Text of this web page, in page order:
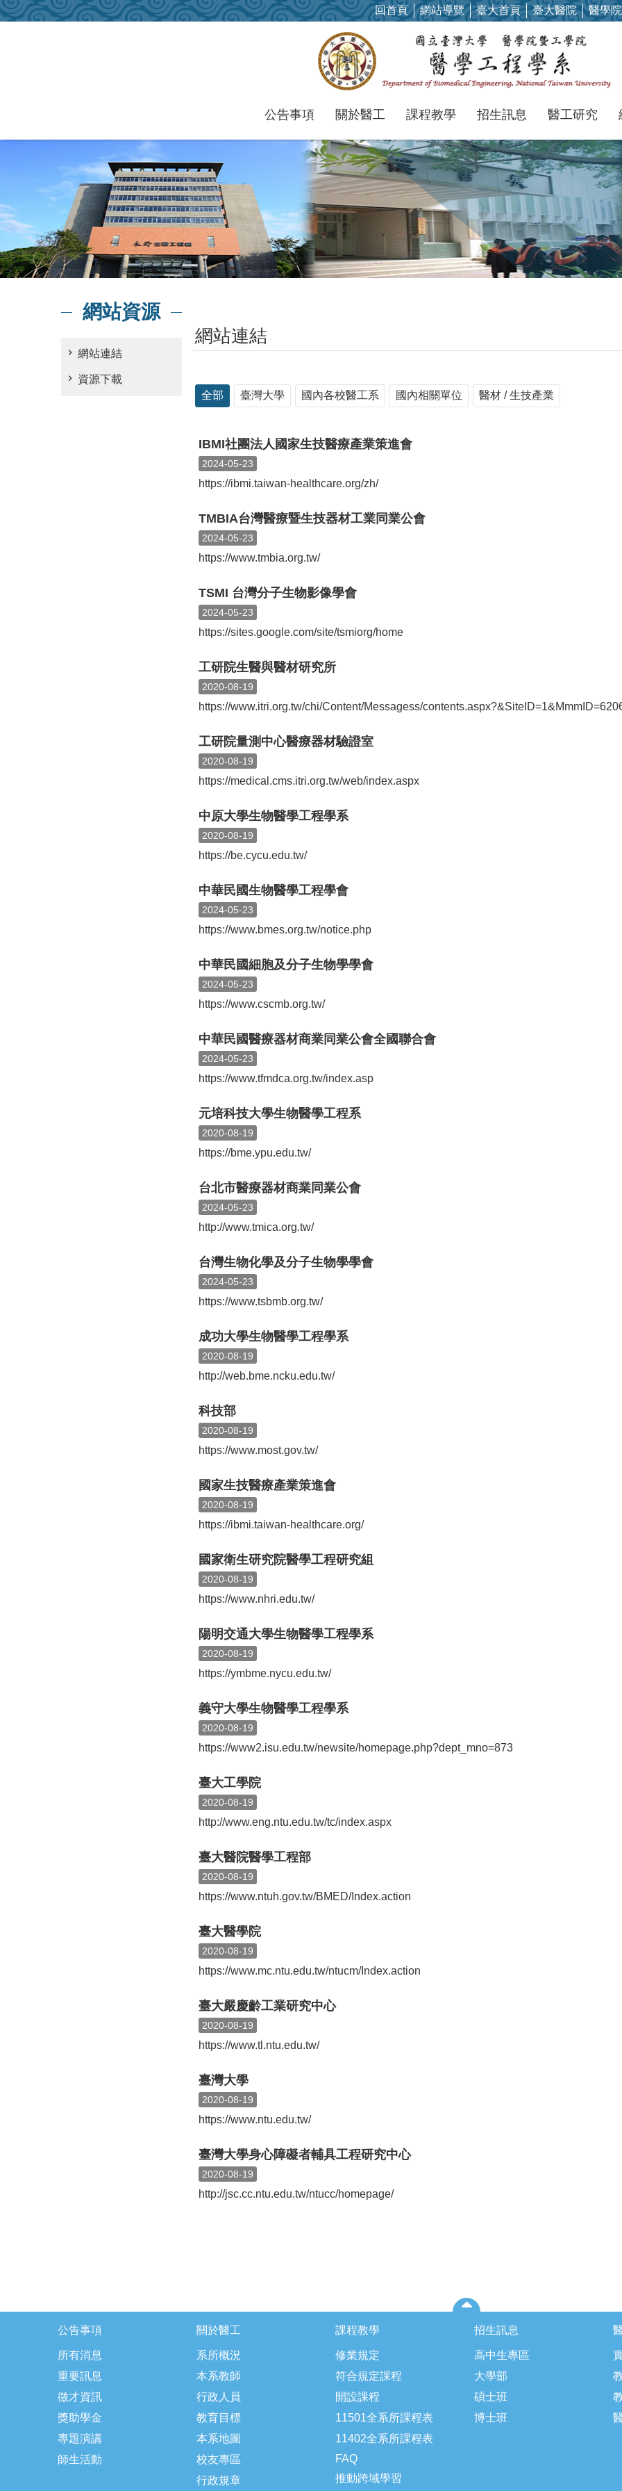
跳到主要內容區塊 回首頁 網站導覽 臺大首頁 臺大醫院 醫學院
公告事項 關於醫工 課程教學 招生訊息 醫工研究
網站資源
網站連結
資源下載
網站連結
全部 臺灣大學 國內各校醫工系 國內相關單位 醫材 / 生技產業
IBMI社團法人國家生技醫療產業策進會
2024-05-23
https://ibmi.taiwan-healthcare.org/zh/
TMBIA台灣醫療暨生技器材工業同業公會
2024-05-23
https://www.tmbia.org.tw/
TSMI 台灣分子生物影像學會
2024-05-23
https://sites.google.com/site/tsmiorg/home
工研院生醫與醫材研究所
2020-08-19
https://www.itri.org.tw/chi/Content/Messagess/
工研院量測中心醫療器材驗證室
2020-08-19
https://medical.cms.itri.org.tw/web/index.aspx
中原大學生物醫學工程學系
2020-08-19
https://be.cycu.edu.tw/
中華民國生物醫學工程學會
2024-05-23
https://www.bmes.org.tw/notice.php
中華民國細胞及分子生物學學會
2024-05-23
https://www.cscmb.org.tw/
中華民國醫療器材商業同業公會全國聯合會
2024-05-23
https://www.tfmdca.org.tw/index.asp
元培科技大學生物醫學工程系
2020-08-19
https://bme.ypu.edu.tw/
台北市醫療器材商業同業公會
2024-05-23
http://www.tmica.org.tw/
台灣生物化學及分子生物學學會
2024-05-23
https://www.tsbmb.org.tw/
成功大學生物醫學工程學系
2020-08-19
http://web.bme.ncku.edu.tw/
科技部
2020-08-19
https://www.most.gov.tw/
國家生技醫療產業策進會
2020-08-19
https://ibmi.taiwan-healthcare.org/
國家衛生研究院醫學工程研究組
2020-08-19
https://www.nhri.edu.tw/
陽明交通大學生物醫學工程學系
2020-08-19
https://ymbme.nycu.edu.tw/
義守大學生物醫學工程學系
2020-08-19
https://www2.isu.edu.tw/newsite/homepage.php?dept_mno=873
臺大工學院
2020-08-19
http://www.eng.ntu.edu.tw/tc/index.aspx
臺大醫院醫學工程部
2020-08-19
https://www.ntuh.gov.tw/BMED/Index.action
臺大醫學院
2020-08-19
https://www.mc.ntu.edu.tw/ntucm/Index.action
臺大嚴慶齡工業研究中心
2020-08-19
https://www.tl.ntu.edu.tw/
臺灣大學
2020-08-19
https://www.ntu.edu.tw/
臺灣大學身心障礙者輔具工程研究中心
2020-08-19
http://jsc.cc.ntu.edu.tw/ntucc/homepage/
公告事項
所有消息
重要訊息
徵才資訊
獎助學金
專題演講
師生活動
關於醫工
系所概況
本系教師
行政人員
教育目標
本系地圖
校友專區
行政規章
課程教學
修業規定
符合規定課程
開設課程
11501全系所課程表
11402全系所課程表
FAQ
推動跨域學習
招生訊息
高中生專區
大學部
碩士班
博士班